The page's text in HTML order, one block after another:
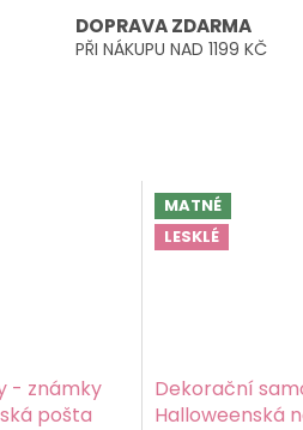
DOPRAVA ZDARMA
PŘI NÁKUPU NAD 1199 KČ
- známky
pošta
MATNÉ
LESKLÉ
Dekorační
Halloweenská